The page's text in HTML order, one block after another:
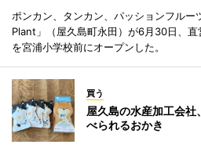
ポンカン、タンカン、パッションフルー
Plant」（屋久島町永田）が6月30日、直
を宮浦小学校前にオープンした。
買う
屋久島の水産加工会
べられるおかき